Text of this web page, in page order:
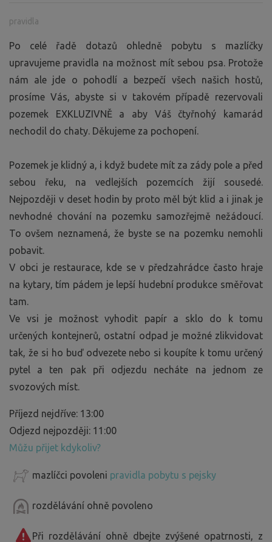
pravidla
Po celé řadě dotazů ohledně pobytu s mazlíčky
upravujeme pravidla na možnost mít sebou psa. Protože
nám ale jde o pohodlí a bezpečí všech našich hostů,
prosíme Vás, abyste si v takovém případě rezervovali
pozemek EXKLUZIVNĚ a aby Váš čtyřnohý kamarád
nechodil do chaty. Děkujeme za pochopení.
Pozemek je klidný a, i když budete mít za zády pole a před
sebou řeku, na vedlejších pozemcích žijí sousedé.
Nejpozději v deset hodin by proto měl být klid a i jinak je
nevhodné chování na pozemku samozřejmě nežádoucí.
To ovšem neznamená, že byste se na pozemku nemohli
pobavit.
V obci je restaurace, kde se v předzahrádce často hraje
na kytary, tím pádem je lepší hudební produkce směřovat
tam.
Ve vsi je možnost vyhodit papír a sklo do k tomu
určených kontejnerů, ostatní odpad je možné zlikvidovat
tak, že si ho buď odvezete nebo si koupíte k tomu určený
pytel a ten pak při odjezdu necháte na jednom ze
svozových míst.
Příjezd nejdříve: 13:00
Odjezd nejpozději: 11:00
Můžu přijet kdykoliv?
mazlíčci povoleni pravidla pobytu s pejsky
rozdělávání ohně povoleno
Při rozdělávání ohně dbejte zvýšené opatrnosti, z